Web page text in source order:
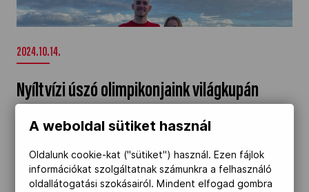
versenyeztek" />
2024.10.14.
Nyíltvízi úszó olimpikonjaink világkupán
versenyeztek
hatodik lett Setubalban a nyíltvízi világkupán.
Egy arany-, két ezüst- és egy bronzéremmel
A weboldal sütiket használ
Oldalunk cookie-kat ("sütiket") használ. Ezen fájlok
információkat szolgáltatnak számunkra a felhasználó
oldallátogatási szokásairól. Mindent elfogad gombra